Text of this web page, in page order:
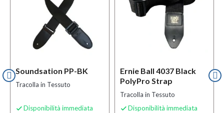
Soundsation PP-BK
Tracolla in Tessuto
 Disponibilità immediata
Ernie Ball 4037 Black
PolyPro Strap
Tracolla in Tessuto
 Disponibilità immediata